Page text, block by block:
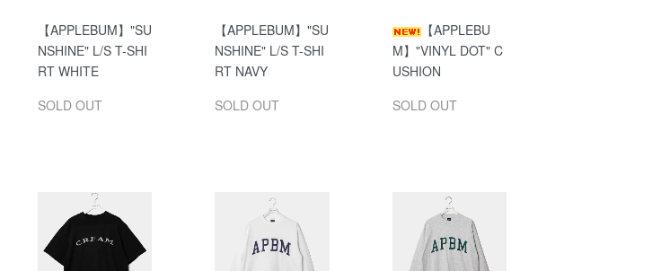
【APPLEBUM】"SU
NSHINE" L/S T-SHI
RT WHITE
SOLD OUT
【APPLEBUM】"SU
NSHINE" L/S T-SHI
RT NAVY
SOLD OUT
【APPLEBU
M】"VINYL DOT" C
USHION
SOLD OUT